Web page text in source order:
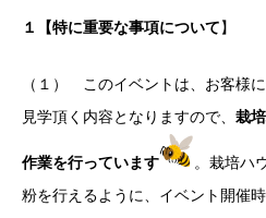
１【特に重要な事項について】
（１） このイベントは、お客様
見学頂く内容となりますので、 栽
作業を行っています
。栽培ハ
粉を行えるように、イベント開催